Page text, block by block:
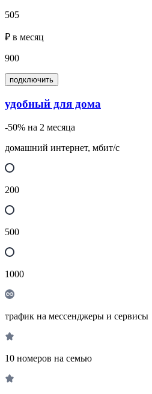
505
₽ в месяц
900
подключить
удобный для дома
-50% на 2 месяца
домашний интернет, мбит/с
200
500
1000
трафик на мессенджеры и сервисы
10 номеров на семью